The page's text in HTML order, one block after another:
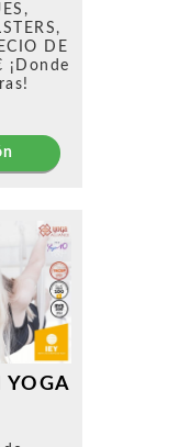
DE
¡Donde
YOGA